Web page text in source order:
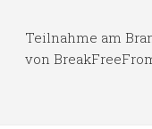
Teilnahme am
von